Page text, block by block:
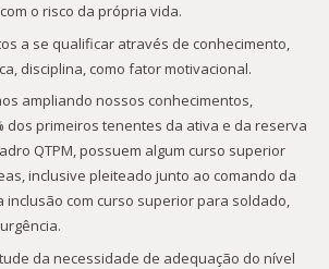
o risco da própria vida.
a se qualificar através de conhecimento,
disciplina, como fator motivacional.
ampliando nossos conhecimentos,
dos primeiros tenentes da ativa e da reserva
QTPM, possuem algum curso superior
inclusive pleiteado junto ao comando da
inclusão com curso superior para soldado,
da necessidade de adequação do nível